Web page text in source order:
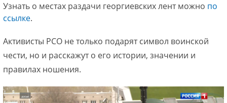
Узнать о местах раздачи георгиевских лент можно по
ссылке.
Активисты РСО не только подарят символ воинской
чести, но и расскажут о его истории, значении и
правилах ношения.